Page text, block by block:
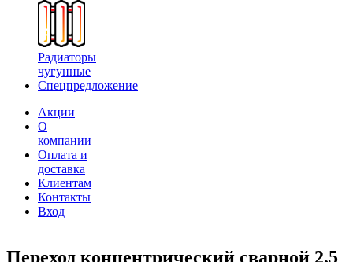
Радиаторы
чугунные
Спецпредложение
Акции
О
компании
Оплата и
доставка
Клиентам
Контакты
Вход
Переход концентрический сварной 2,5